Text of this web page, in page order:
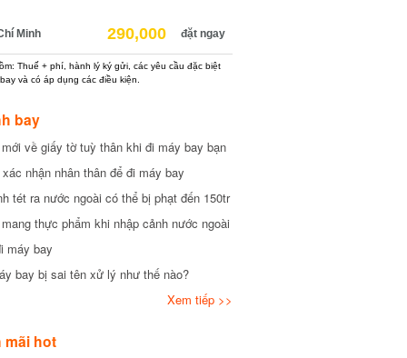
Minh 290,000 đặt ngay
Thuế + phí, hành lý ký gửi, các yêu cầu đặc biệt
và có áp dụng các điều kiện.
bay
về giấy tờ tuỳ thân khi đi máy bay bạn
nhận nhân thân để đi máy bay
tét ra nước ngoài có thể bị phạt đến 150tr
thực phẩm khi nhập cảnh nước ngoài
bay
bay bị sai tên xử lý như thế nào?
Xem tiếp >>
hot